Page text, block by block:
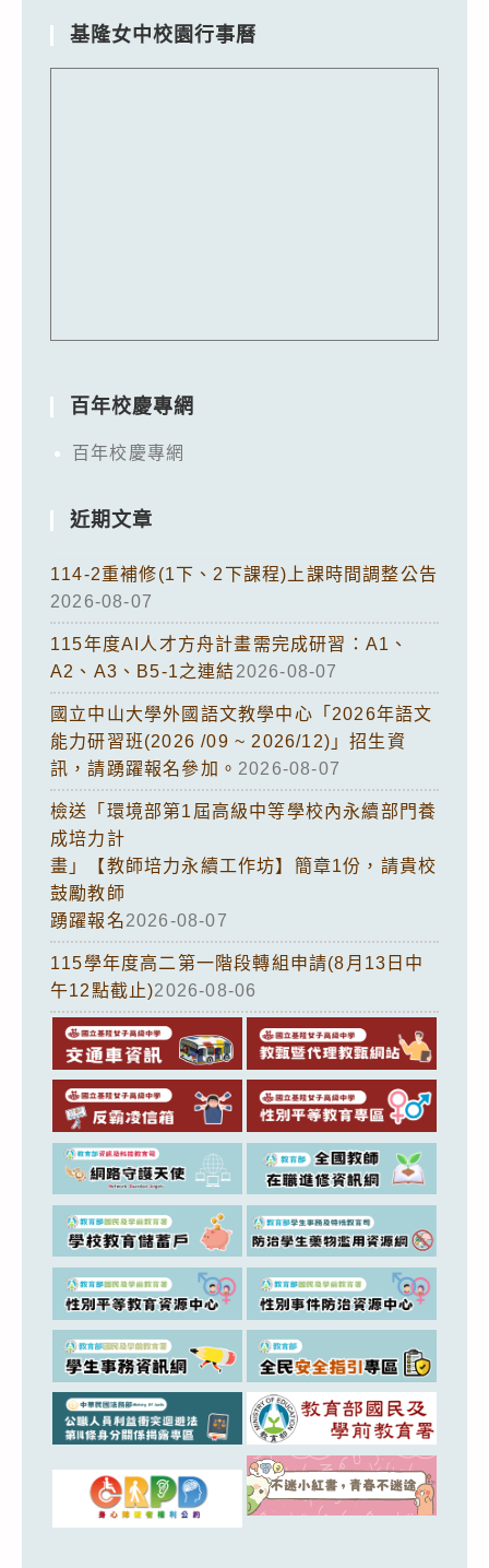
基隆女中校園行事曆
百年校慶專網
百年校慶專網
近期文章
114-2重補修(1下、2下課程)上課時間調整公告
2026-08-07
115年度AI人才方舟計畫需完成研習：A1、
A2、A3、B5-1之連結2026-08-07
國立中山大學外國語文教學中心「2026年語文
能力研習班(2026 /09 ~ 2026/12)」招生資
訊，請踴躍報名參加。 2026-08-07
檢送「環境部第1屆高級中等學校內永續部門養
成培力計
畫」【教師培力永續工作坊】簡章1份，請貴校
鼓勵教師
踴躍報名2026-08-07
115學年度高二第一階段轉組申請(8月13日中
午12點截止)2026-08-06